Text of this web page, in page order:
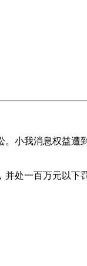
小我消息权益遭
处一百万元以下